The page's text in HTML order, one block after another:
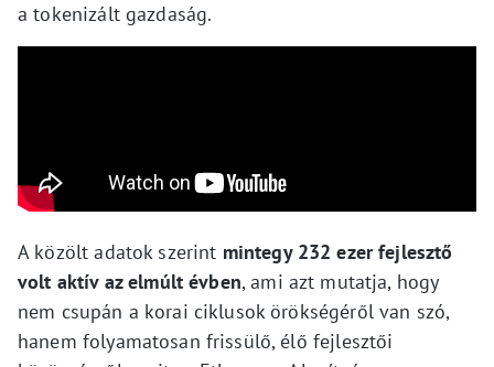
a tokenizált gazdaság.
A közölt adatok szerint mintegy 232 ezer fejlesztő
volt aktív az elmúlt évben, ami azt mutatja, hogy
nem csupán a korai ciklusok örökségéről van szó,
hanem folyamatosan frissülő, élő fejlesztői